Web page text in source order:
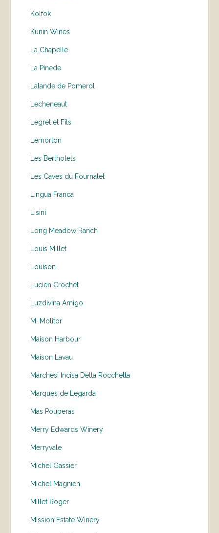
Kolfok
Kunin Wines
La Chapelle
La Pinede
Lalande de Pomerol
Lecheneaut
Legret et Fils
Lemorton
Les Bertholets
Les Caves du Fournalet
Lingua Franca
Lisini
Long Meadow Ranch
Louis Millet
Louison
Lucien Crochet
Luzdivina Amigo
M. Molitor
Maison Harbour
Maison Lavau
Marchesi Incisa Della Rocchetta
Marques de Legarda
Mas Pouperas
Merry Edwards Winery
Merryvale
Michel Gassier
Michel Magnien
Millet Roger
Mission Estate Winery